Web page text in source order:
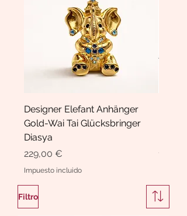
Designer Elefant Anhänger
Gold-Wai Tai Glücksbringer
Diasya
Precio
229,00 €
Impuesto incluido
Precio
189,00
Filtro